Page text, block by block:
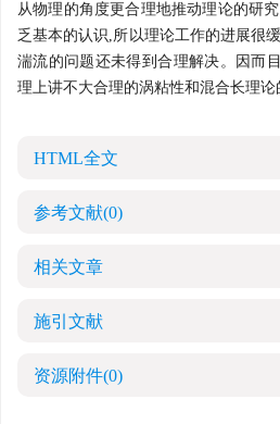
从物理的角度更合理地推动理论的研
乏基本的认识,所以理论工作的进展很
湍流的问题还未得到合理解决。因而
理上讲不大合理的涡粘性和混合长理论
HTML全文
参考文献(0)
相关文章
施引文献
资源附件(0)